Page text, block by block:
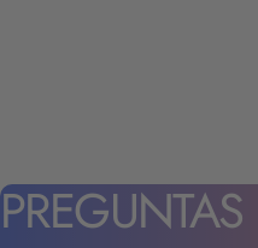
PREGUNTAS